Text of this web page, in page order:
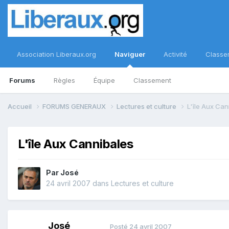
Association Liberaux.org Naviguer
Forums Règles Équipe Classement
Activité
Accueil FORUMS GENERAUX Lectures et culture L'île Aux
L'île Aux Cannibales
Par José
24 avril 2007 dans Lectures et culture
José Posté 24 avril 2007